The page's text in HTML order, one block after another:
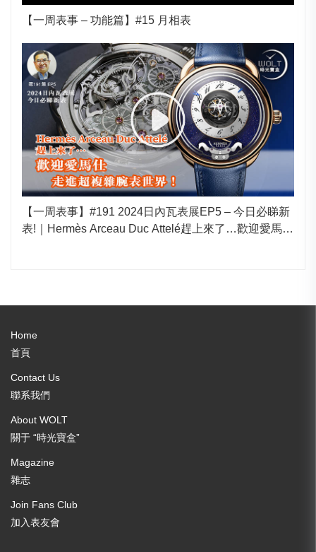
【一周表事 – 功能篇】#15 月相表
【一周表事】#191 2024日內瓦表展EP5 – 今日必睇新
表!｜Hermès Arceau Duc Attelé趕上來了…歡迎愛馬仕
Home
首頁
Contact Us
聯系我們
About WOLT
關于 “時光寶盒”
Magazine
雜志
Join Fans Club
加入表友會